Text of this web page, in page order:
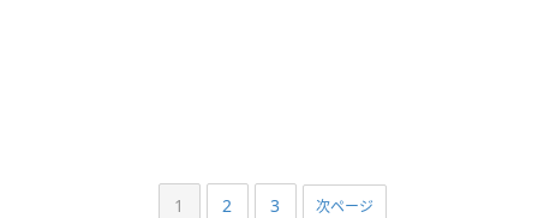
1 2 3 次ページ